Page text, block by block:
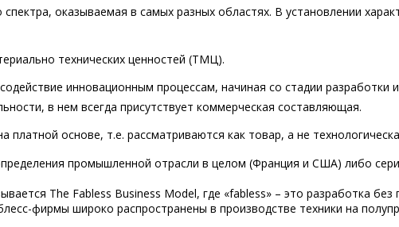
оказываемая в самых разных областях. В установлении
технических ценностей (ТМЦ).
инновационным процессам, начиная со стадии разработки
в нем всегда присутствует коммерческая составляющая.
основе, т.е. рассматриваются как товар, а не
промышленной отрасли в целом (Франция и США) либо
The Fabless Business Model, где «fabless» – это разработка
фирмы широко распространены в производстве техники на